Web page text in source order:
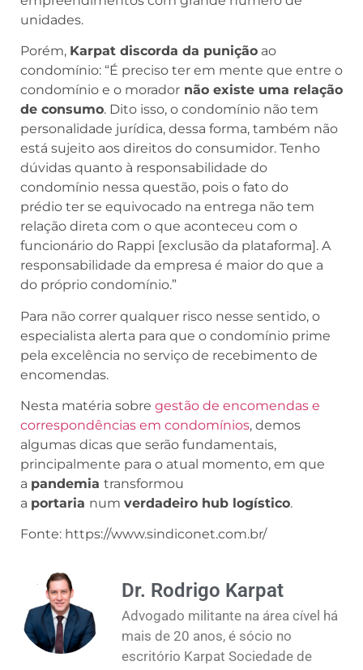
unidades.
Porém, Karpat discorda da punição ao
condomínio: “É preciso ter em mente que entre o
condomínio e o morador não existe uma relação
de consumo. Dito isso, o condomínio não tem
personalidade jurídica, dessa forma, também não
está sujeito aos direitos do consumidor. Tenho
dúvidas quanto à responsabilidade do
condomínio nessa questão, pois o fato do
prédio ter se equivocado na entrega não tem
relação direta com o que aconteceu com o
funcionário do Rappi [exclusão da plataforma]. A
responsabilidade da empresa é maior do que a
do próprio condomínio.”
Para não correr qualquer risco nesse sentido, o
especialista alerta para que o condomínio prime
pela excelência no serviço de recebimento de
encomendas.
Nesta matéria sobre gestão de encomendas e
correspondências em condomínios, demos
algumas dicas que serão fundamentais,
principalmente para o atual momento, em que
a pandemia transformou
a portaria num verdadeiro hub logístico.
Fonte: https://www.sindiconet.com.br/
Dr. Rodrigo Karpat
Advogado militante na área cível há
mais de 20 anos, é sócio no
escritório Karpat Sociedade de